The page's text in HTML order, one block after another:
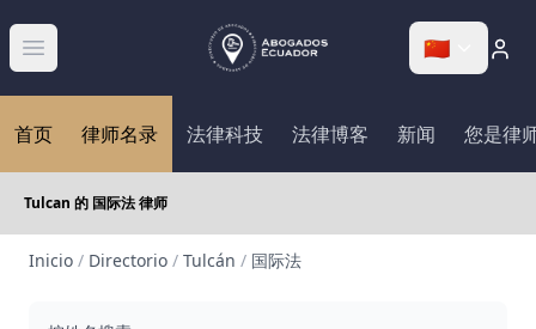
Abrir menú 🇨🇳
首页 律师名录 法律科技 法律博客 新闻 您是律
Tulcan 的 国际法 律师
Inicio / Directorio / Tulcán / 国际法